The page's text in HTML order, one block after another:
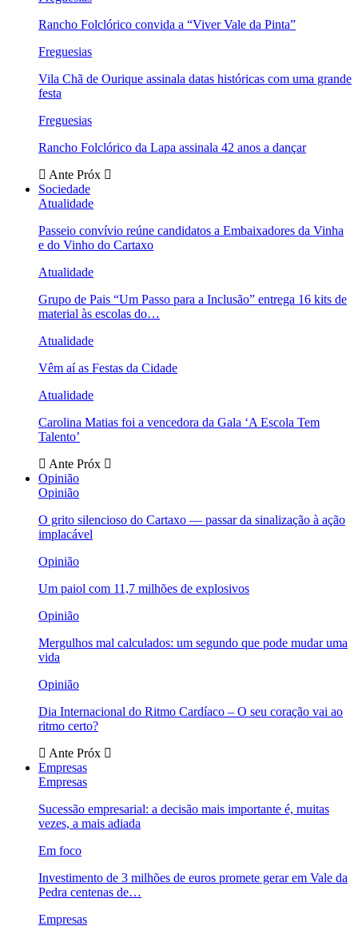
Rancho Folclórico convida a “Viver Vale da Pinta”
Freguesias
Vila Chã de Ourique assinala datas históricas com uma grande
festa
Freguesias
Rancho Folclórico da Lapa assinala 42 anos a dançar
Ante Próx
Sociedade
Atualidade
Passeio convívio reúne candidatos a Embaixadores da Vinha
e do Vinho do Cartaxo
Atualidade
Grupo de Pais “Um Passo para a Inclusão” entrega 16 kits de
material às escolas do…
Atualidade
Vêm aí as Festas da Cidade
Atualidade
Carolina Matias foi a vencedora da Gala ‘A Escola Tem
Talento’
Ante Próx
Opinião
Opinião
O grito silencioso do Cartaxo — passar da sinalização à ação
implacável
Opinião
Um paiol com 11,7 milhões de explosivos
Opinião
Mergulhos mal calculados: um segundo que pode mudar uma
vida
Opinião
Dia Internacional do Ritmo Cardíaco – O seu coração vai ao
ritmo certo?
Ante Próx
Empresas
Empresas
Sucessão empresarial: a decisão mais importante é, muitas
vezes, a mais adiada
Em foco
Investimento de 3 milhões de euros promete gerar em Vale da
Pedra centenas de…
Empresas